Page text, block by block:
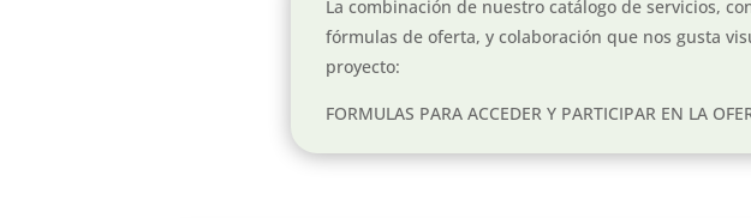
La combinación de nuestro catálogo de servicios,
fórmulas de oferta, y colaboración que nos gusta
proyecto:
FORMULAS PARA ACCEDER Y PARTICIPAR EN LA